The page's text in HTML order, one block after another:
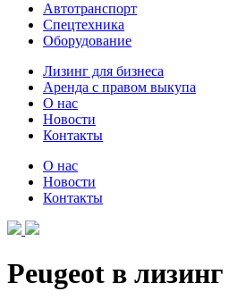
Автотранспорт
Спецтехника
Оборудование
Лизинг для бизнеса
Аренда с правом выкупа
О нас
Новости
Контакты
О нас
Новости
Контакты
Peugeot в лизинг